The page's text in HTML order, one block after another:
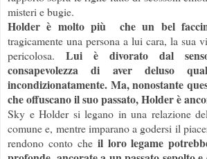
misteri e bugie.
Holder è molto più che un bel
tragicamente una persona a lui cara, la sua
pericolosa. Lui è divorato dal
consapevolezza di aver deluso
incondizionatamente. Ma, nonostante
che offuscano il suo passato, Holder è
Sky e Holder si legano in una relazione
comune e, mentre imparano a godersi il
rendono conto cheil loro legame